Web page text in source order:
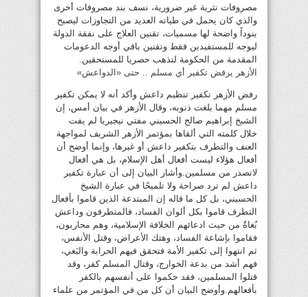
مصروفات نثرية غير ضرورية، نسف بند مصروفات أخرى
والذي كان يحمل في طياته العديد من التجاوزات ليصبح
بنوداً واضحة لها مسميات، تقنين العلاج على نفقة الدولة
ليوجه للمستفيدين فقط وتقنين باقي أوجه الدعومات
المقدمة من الحكومة لتذهب حصريا للمستحقين.
الأزهر يرفض تكفير أي مسلم .. حتى «الدواعش»
رفض الأزهر تكفير تنظيم داعش وأكد أنه لا يمكن تكفير
مسلم مهما بلغت ذنوبه، وقال الأزهر في بيان أمس، إن
الشيخ إبراهيم صالح الحسيني مفتي نيجيريا لم يفت
خلال كلمته التي ألقاها بمؤتمر الأزهر الشريف لمواجهة
العنف والتطرف بتكفير داعش أو غيرها، وإنما أوضح أن
أفعال هؤلاء ليست أفعال أهل الإسلام، بل هي أفعال
لاتصدر من مسلمين.وأشار البيان إلى أن عبارة تكفير
داعش لم ترد صراحة ولا تلميحًا في عبارة الشيخ
الحسيني، بل كل ما قاله إن المبتدعة الذين قاموا بأفعال
التطرف قاموا بكل ألوان الفساد، فالمتطرفون وداعش
بُغاةٌ من حيث ادعائهم الخلافة الإسلامية، وهم محاربون،
فقاموا بإشاعة الفساد، وهتك الأعراض، وقتل الأنفس،
ثم انتهوا إلى تكفير الأمة فتحقق فيهم الحرابة والبَغي،
فهم أشد من بدعة الخوارج، وقتال المسلم كفر، وقد
قتلوا المسلمين، فقد حكموا على أنفسهم بالكفر
بأفعالهم.وأوضح البيان أن كل من في المؤتمر من علماء